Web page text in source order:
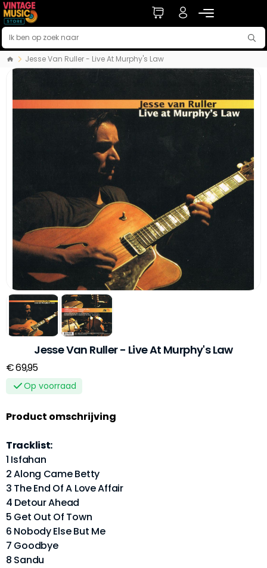
Jesse Van Ruller - Live At Murphy's Law
Jesse Van Ruller - Live At Murphy's Law
€ 69,95
Op voorraad
Product omschrijving
Tracklist:
1 Isfahan
2 Along Came Betty
3 The End Of A Love Affair
4 Detour Ahead
5 Get Out Of Town
6 Nobody Else But Me
7 Goodbye
8 Sandu